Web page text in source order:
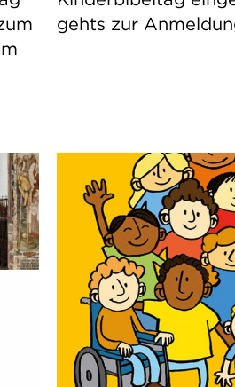
gehts zur